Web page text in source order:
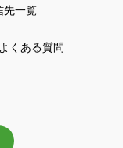
先一覧
よくある質問